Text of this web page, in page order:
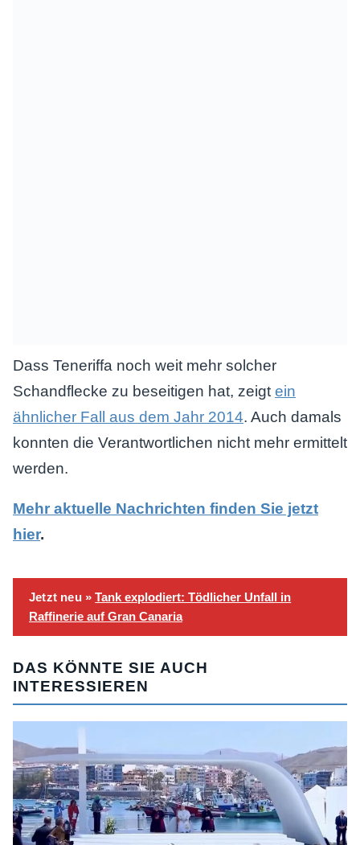
Dass Teneriffa noch weit mehr solcher
Schandflecke zu beseitigen hat, zeigt ein
ähnlicher Fall aus dem Jahr 2014. Auch damals
konnten die Verantwortlichen nicht mehr ermittelt
werden.
Mehr aktuelle Nachrichten finden Sie jetzt
hier.
Jetzt neu » Tank explodiert: Tödlicher Unfall in
Raffinerie auf Gran Canaria
DAS KÖNNTE SIE AUCH
INTERESSIEREN